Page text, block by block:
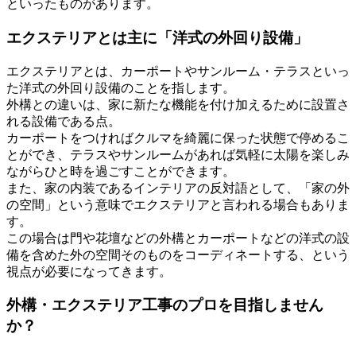
といったものがあります。
エクステリアとは主に「洋式の外回り設備」
エクステリアとは、カーポートやサンルーム・テラスといっ
た洋式の外回り設備のことを指します。
外構との違いは、家に新たな機能を付け加えるために設置さ
れる設備である点。
カーポートをつければクルマを綺麗に保った状態で停めるこ
とができ、テラスやサンルームがあれば気軽に太陽を楽しみ
ながらひと時を過ごすことができます。
また、家の内装であるインテリアの反対語として、「家の外
の空間」という意味でエクステリアと言われる場合もありま
す。
この場合は門や花壇などの外構とカーポートなどの洋式の設
備を含めた外の空間そのものをコーディネートする、という
視点が必要になってきます。
外構・エクステリア工事のプロを目指しません
か？